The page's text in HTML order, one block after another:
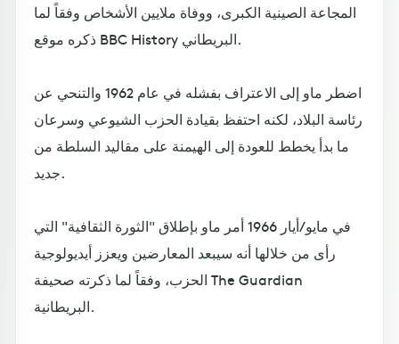
المجاعة الصينية الكبرى، ووفاة ملايين الأشخاص وفقاً لما
ذكره موقع BBC History البريطاني.
اضطر ماو إلى الاعتراف بفشله في عام 1962 والتنحي عن
رئاسة البلاد، لكنه احتفظ بقيادة الحزب الشيوعي وسرعان
ما بدأ يخطط للعودة إلى الهيمنة على مقاليد السلطة من
جديد.
في مايو/أيار 1966 أمر ماو بإطلاق "الثورة الثقافية" التي
رأى من خلالها أنه سيبعد المعارضين ويعزز أيديولوجية
الحزب، وفقاً لما ذكرته صحيفة The Guardian
البريطانية.